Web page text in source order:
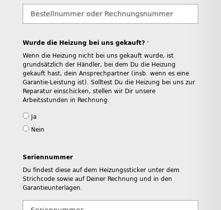
Wurde die Heizung bei uns gekauft? *
Wenn die Heizung nicht bei uns gekauft wurde, ist
grundsätzlich der Händler, bei dem Du die Heizung
gekauft hast, dein Ansprechpartner (insb. wenn es eine
Garantie-Leistung ist). Solltest Du die Heizung bei uns zur
Reparatur einschicken, stellen wir Dir unsere
Arbeitsstunden in Rechnung.
Ja
Nein
Seriennummer
Du findest diese auf dem Heizungssticker unter dem
Strichcode sowie auf Deiner Rechnung und in den
Garantieunterlagen.